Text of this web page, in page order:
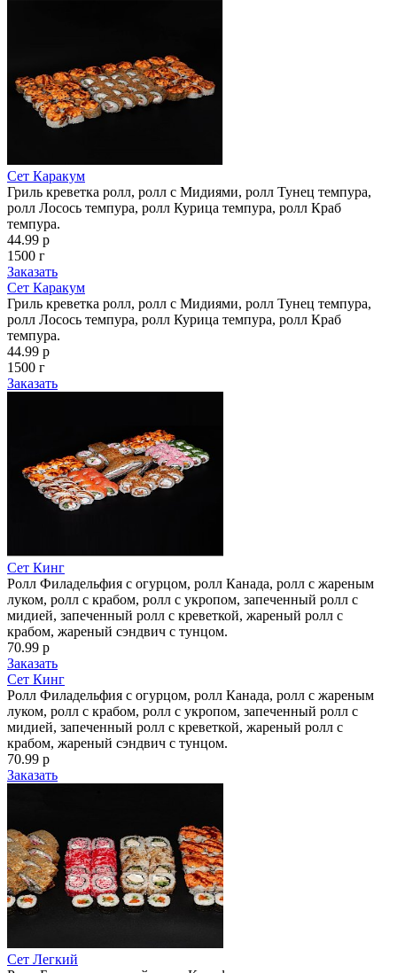
Сет Каракум
Гриль креветка ролл, ролл с Мидиями, ролл Тунец темпура,
ролл Лосось темпура, ролл Курица темпура, ролл Краб
темпура.
44.99 р
1500 г
Заказать
Сет Каракум
Гриль креветка ролл, ролл с Мидиями, ролл Тунец темпура,
ролл Лосось темпура, ролл Курица темпура, ролл Краб
темпура.
44.99 р
1500 г
Заказать
Сет Кинг
Ролл Филадельфия с огурцом, ролл Канада, ролл с жареным
луком, ролл с крабом, ролл с укропом, запеченный ролл с
мидией, запеченный ролл с креветкой, жареный ролл с
крабом, жареный сэндвич с тунцом.
70.99 р
Заказать
Сет Кинг
Ролл Филадельфия с огурцом, ролл Канада, ролл с жареным
луком, ролл с крабом, ролл с укропом, запеченный ролл с
мидией, запеченный ролл с креветкой, жареный ролл с
крабом, жареный сэндвич с тунцом.
70.99 р
Заказать
Сет Легкий